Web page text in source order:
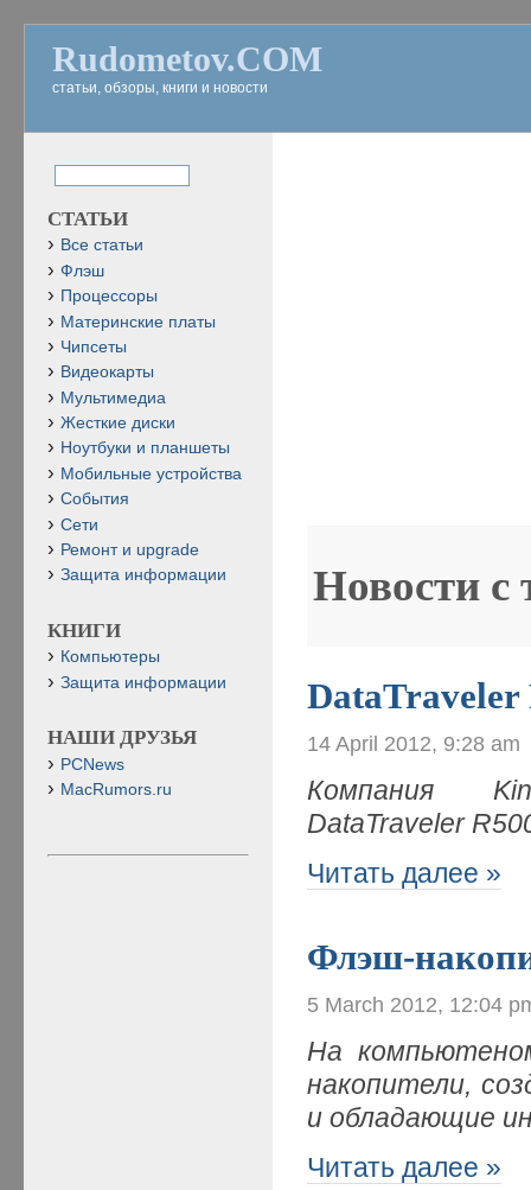
Rudometov.COM
статьи, обзоры, книги и новости
Новости с
DataTraveler
14 April 2012, 9:28 am
Компания
DataTraveler
Читать далее »
Флэш-
5 March 2012, 12:04
На
накопители,
и обладающие
Читать далее »
СТАТЬИ
Все статьи
Флэш
Процессоры
Материнские платы
Чипсеты
Видеокарты
Мультимедиа
Жесткие диски
Ноутбуки и планшеты
Мобильные устройства
События
Сети
Ремонт и upgrade
Защита информации
КНИГИ
Компьютеры
Защита информации
НАШИ ДРУЗЬЯ
PCNews
MacRumors.ru